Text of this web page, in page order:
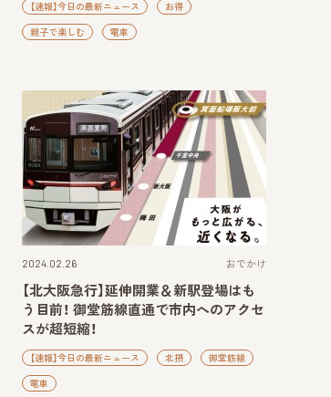
【速報】今日の最新ニュース お得
親子で楽しむ 電車
2024.02.26 おでかけ
【北大阪急行】延伸開業＆新駅登場はも
う目前！ 御堂筋線直通で市内へのアクセ
スが超短縮！
【速報】今日の最新ニュース 北摂 御堂筋線
電車